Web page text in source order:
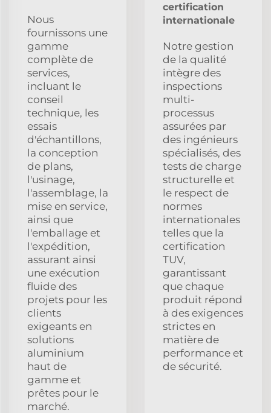
Nous
fournissons une
gamme
complète de
services,
incluant le
conseil
technique, les
essais
d'échantillons,
la conception
de plans,
l'usinage,
l'assemblage, la
mise en service,
ainsi que
l'emballage et
l'expédition,
assurant ainsi
une exécution
fluide des
projets pour les
clients
exigeants en
solutions
aluminium
haut de
gamme et
prêtes pour le
marché.
certification
internationale
Notre gestion
de la qualité
intègre des
inspections
multi-
processus
assurées par
des ingénieurs
spécialisés, des
tests de charge
structurelle et
le respect de
normes
internationales
telles que la
certification
TUV,
garantissant
que chaque
produit répond
à des exigences
strictes en
matière de
performance et
de sécurité.